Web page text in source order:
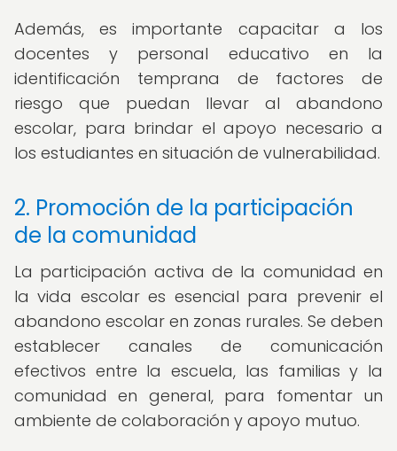
Además, es importante capacitar a los
docentes y personal educativo en la
identificación temprana de factores de
riesgo que puedan llevar al abandono
escolar, para brindar el apoyo necesario a
los estudiantes en situación de vulnerabilidad.
2. Promoción de la participación
de la comunidad
La participación activa de la comunidad en
la vida escolar es esencial para prevenir el
abandono escolar en zonas rurales. Se deben
establecer canales de comunicación
efectivos entre la escuela, las familias y la
comunidad en general, para fomentar un
ambiente de colaboración y apoyo mutuo.